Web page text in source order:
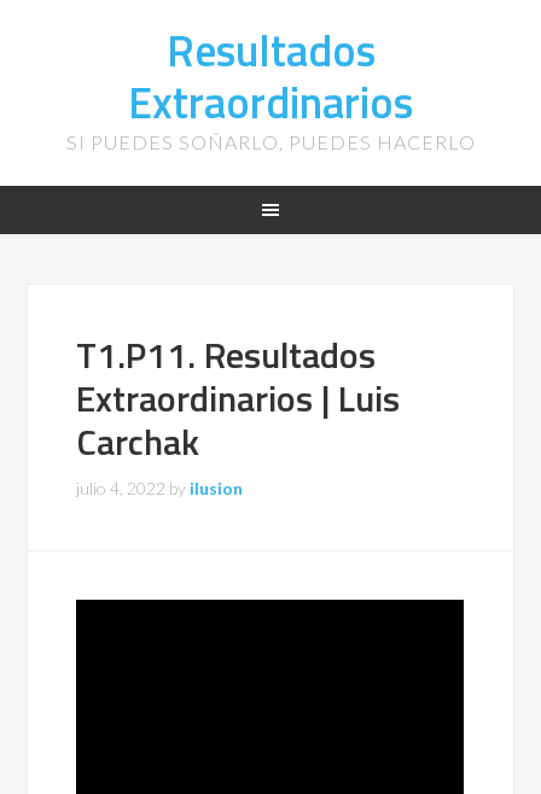
Resultados
Extraordinarios
SI PUEDES SOÑARLO, PUEDES HACERLO
T1.P11. Resultados
Extraordinarios | Luis
Carchak
julio 4, 2022 by ilusion